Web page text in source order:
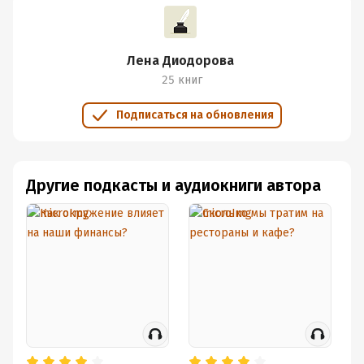
Лена Диодорова
25 книг
Подписаться на обновления
Другие подкасты и аудиокниги автора